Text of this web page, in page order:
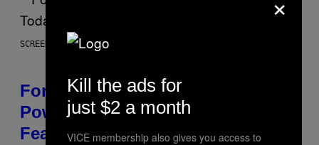
SCREENSHOT: EPIC GAMES
Fortnite Gem Hours Start Time:
Power Hour Today Schedule and
Featured Sprites
Kill the ads for
just $2 a month
VICE membership also gives you access to